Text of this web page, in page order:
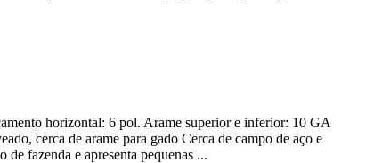
horizontal: 6 pol. Arame superior e inferior: 10 GA
cerca de arame para gado Cerca de campo de aço e
fazenda e apresenta pequenas ...